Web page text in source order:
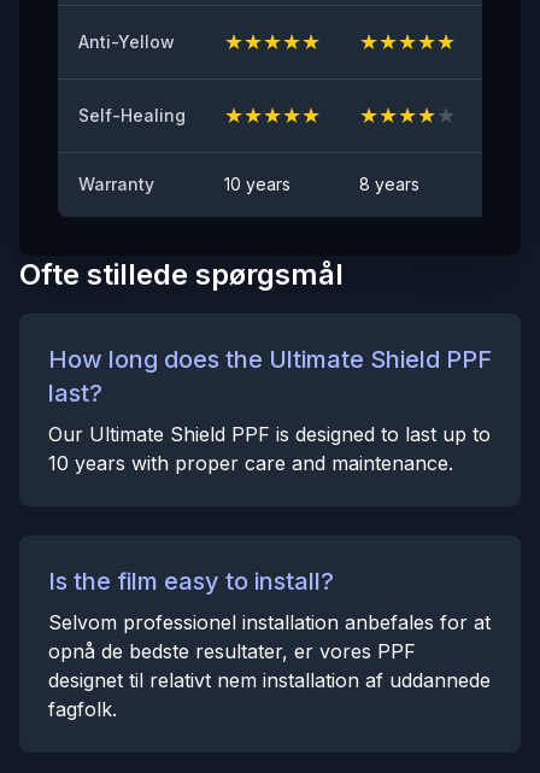
Pletafvisende
Ingen synlig plet
Anti-Yellow ★★★★★ ★★★★★
Self-Healing ★★★★★ ★★★★★
Warranty 10 years 8 years
Ofte stillede spørgsmål
How long does the Ultimate Shield PPF
last?
Our Ultimate Shield PPF is designed to last up to
10 years with proper care and maintenance.
Is the film easy to install?
Selvom professionel installation anbefales for at
opnå de bedste resultater, er vores PPF
designet til relativt nem installation af uddannede
fagfolk.